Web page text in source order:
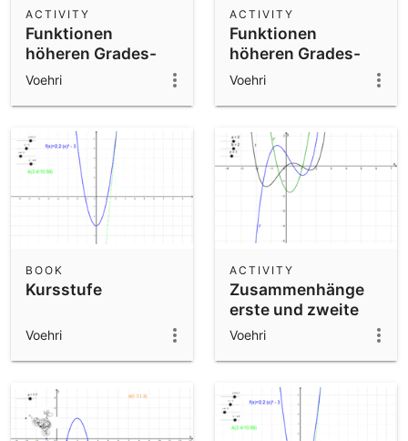
Funktionen
höheren Grades-
Veränderungen
ACTIVITY
Voehri
Funktionen
höheren Grades-
besondere
ACTIVITY
Voehri
Kursstufe
BOOK
Voehri
Zusammenhänge
erste und zweite
Ableitung
ACTIVITY
Voehri